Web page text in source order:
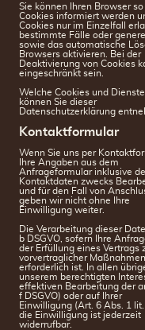
Sie können Ihren Browser
Cookies informiert werden
Cookies nur im Einzelfall
bestimmte Fälle oder
sowie das automatische
Browsers aktivieren. Bei der
Deaktivierung von Cookies
eingeschränkt sein.
Welche Cookies und
können Sie dieser
Datenschutzerklärung
Kontaktformular
Wenn Sie uns per
Ihre Angaben aus dem
Anfrageformular inklusive
Kontaktdaten zwecks
und für den Fall von
geben wir nicht ohne Ihre
Einwilligung weiter.
Die Verarbeitung dieser
b DSGVO, sofern Ihre
der Erfüllung eines Vertrags
vorvertraglicher Maßnahmen
erforderlich ist. In allen
unserem berechtigten
effektiven Bearbeitung der
f DSGVO) oder auf Ihrer
Einwilligung (Art. 6 Abs. 1
die Einwilligung ist jederzeit
widerrufbar.